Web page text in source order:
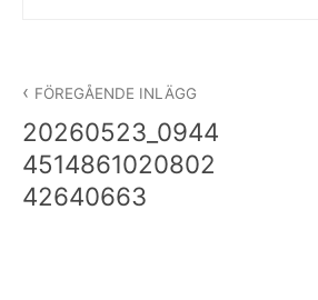
FÖREGÅENDE INLÄGG
20260523_0944
4514861020802
42640663